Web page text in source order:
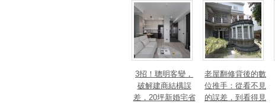
3招！聰明客變，
破解建商結構誤
差，20坪新婚宅省
老屋翻修背後的數
位推手：從看不見
的誤差，到看得見